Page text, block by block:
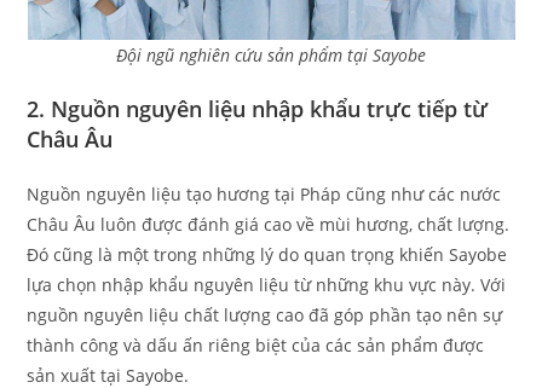
Đội ngũ nghiên cứu sản phẩm tại Sayobe
2. Nguồn nguyên liệu nhập khẩu trực tiếp từ
Châu Âu
Nguồn nguyên liệu tạo hương tại Pháp cũng như các nước
Châu Âu luôn được đánh giá cao về mùi hương, chất lượng.
Đó cũng là một trong những lý do quan trọng khiến Sayobe
lựa chọn nhập khẩu nguyên liệu từ những khu vực này. Với
nguồn nguyên liệu chất lượng cao đã góp phần tạo nên sự
thành công và dấu ấn riêng biệt của các sản phẩm được
sản xuất tại Sayobe.